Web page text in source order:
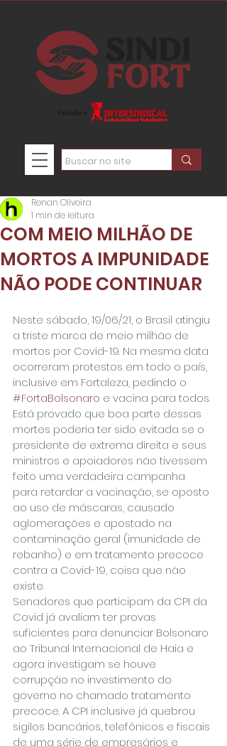
COM MEIO MILHÃO DE
MORTOS A IMPUNIDADE
NÃO PODE CONTINUAR
Renan Oliveira
1 min de leitura
Neste sábado, 19/06/21, o Brasil atingiu
a triste marca de meio milhão de
mortos por Covid-19. Na mesma data
ocorreram protestos em todo o país,
inclusive em Fortaleza, pedindo o
#FortaBolsonaro e vacina para todos.
Está provado que boa parte dessas
mortes poderia ter sido evitada se o
presidente de extrema direita e seus
ministros e apoiadores não tivessem
feito uma verdadeira campanha
para retardar a vacinação, se oposto
ao uso de máscaras, causado
aglomerações e apostado na
contaminação geral (imunidade de
rebanho) e em tratamento precoce
contra a Covid-19, coisa que não
existe.
Senadores que participam da CPI da
Covid já avaliam ter provas
suficientes para denunciar Bolsonaro
ao Tribunal Internacional de Haia e
agora investigam se houve
corrupção no investimento do
governo no chamado tratamento
precoce. A CPI inclusive já quebrou
sigilos bancários, telefônicos e fiscais
de uma série de empresários e